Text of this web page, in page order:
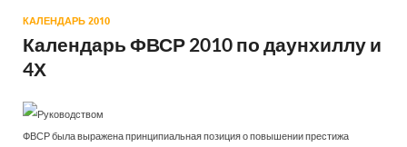
КАЛЕНДАРЬ 2010
Календарь ФВСР 2010 по даунхиллу и
4Х
Руководством
ФВСР была выражена принципиальная позиция о повышении престижа